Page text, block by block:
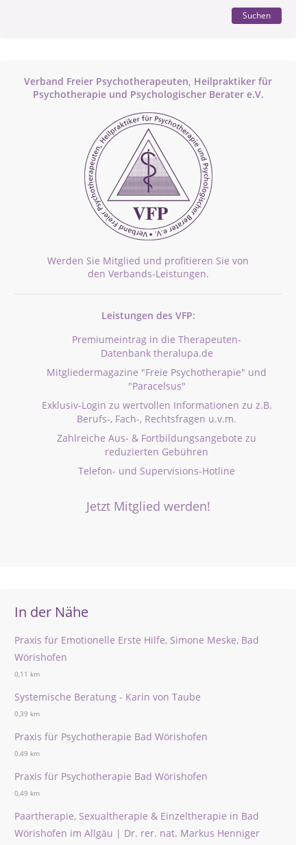
Suchen
Verband Freier Psychotherapeuten, Heilpraktiker für
Psychotherapie und Psychologischer Berater e.V.
Werden Sie Mitglied und profitieren Sie von
den Verbands-Leistungen.
Leistungen des VFP:
Premiumeintrag in die Therapeuten-
Datenbank theralupa.de
Mitgliedermagazine "Freie Psychotherapie" und
"Paracelsus"
Exklusiv-Login zu wertvollen Informationen zu z.B.
Berufs-, Fach-, Rechtsfragen u.v.m.
Zahlreiche Aus- & Fortbildungsangebote zu
reduzierten Gebühren
Telefon- und Supervisions-Hotline
Jetzt Mitglied werden!
In der Nähe
Praxis für Emotionelle Erste Hilfe, Simone Meske, Bad
Wörishofen
0,11 km
Systemische Beratung - Karin von Taube
0,39 km
Praxis für Psychotherapie Bad Wörishofen
0,49 km
Praxis für Psychotherapie Bad Wörishofen
0,49 km
Paartherapie, Sexualtherapie & Einzeltherapie in Bad
Wörishofen im Allgäu | Dr. rer. nat. Markus Henniger